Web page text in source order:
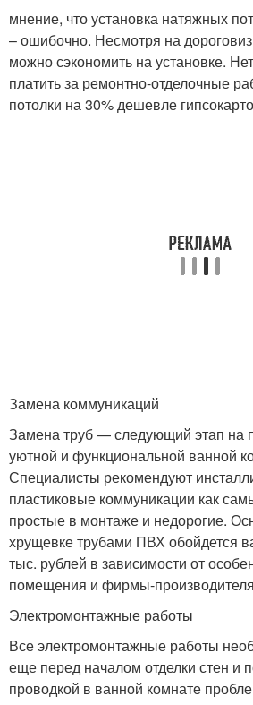
мнение, что установка натяжных
– ошибочно. Несмотря на
можно сэкономить на установке.
платить за ремонтно-отделочные
потолки на 30% дешевле
Замена коммуникаций
Замена труб — следующий этап на
уютной и функциональной ванной
Специалисты рекомендуют
пластиковые коммуникации как
простые в монтаже и недорогие.
хрущевке трубами ПВХ обойдется
тыс. рублей в зависимости от
помещения и фирмы-
Электромонтажные работы
Все электромонтажные работы
еще перед началом отделки стен и
проводкой в ванной комнате